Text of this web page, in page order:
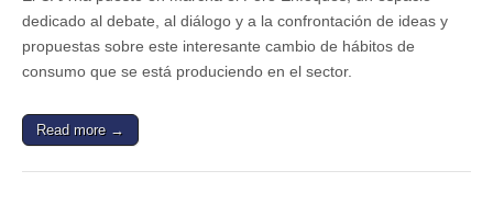
dedicado al debate, al diálogo y a la confrontación de ideas y
propuestas sobre este interesante cambio de hábitos de
consumo que se está produciendo en el sector.
Read more →